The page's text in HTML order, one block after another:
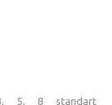
5, 8 standart